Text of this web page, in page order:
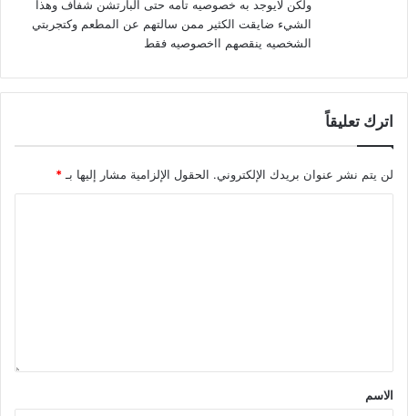
ولكن لايوجد به خصوصيه تامه حتى البارتشن شفاف وهذا
الشيء ضايقت الكثير ممن سالتهم عن المطعم وكتجربتي
الشخصيه ينقصهم ااخصوصيه فقط
اترك تعليقاً
لن يتم نشر عنوان بريدك الإلكتروني. الحقول الإلزامية مشار إليها بـ *
الاسم